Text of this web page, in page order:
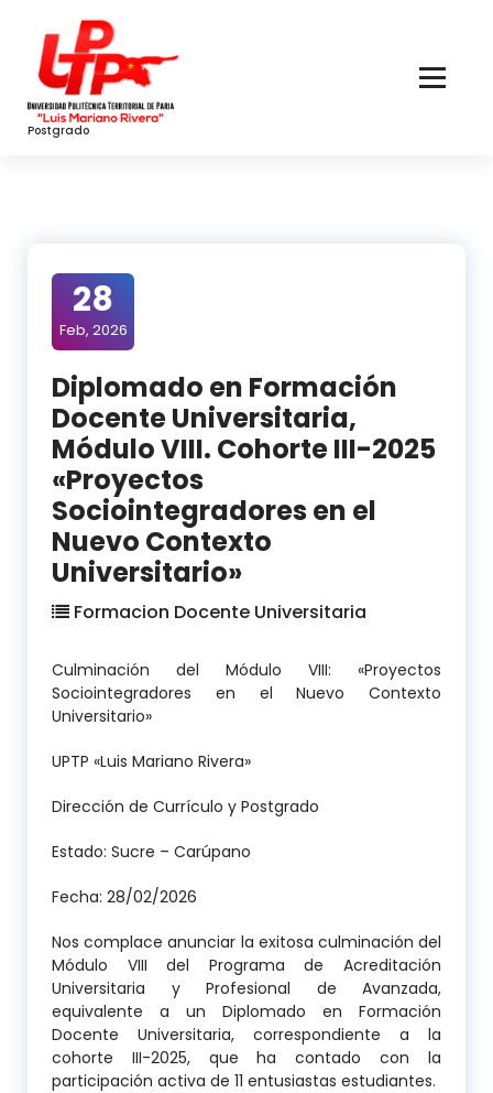
Content
Postgrado
28
Feb, 2026
Diplomado en Formación
Docente Universitaria,
Módulo VIII. Cohorte III-2025
«Proyectos
Sociointegradores en el
Nuevo Contexto
Universitario»
Formacion Docente Universitaria
Culminación del Módulo VIII: «Proyectos
Sociointegradores en el Nuevo Contexto
Universitario»
UPTP «Luis Mariano Rivera»
Dirección de Currículo y Postgrado
Estado: Sucre – Carúpano
Fecha: 28/02/2026
Nos complace anunciar la exitosa culminación del
Módulo VIII del Programa de Acreditación
Universitaria y Profesional de Avanzada,
equivalente a un Diplomado en Formación
Docente Universitaria, correspondiente a la
cohorte III-2025, que ha contado con la
participación activa de 11 entusiastas estudiantes.